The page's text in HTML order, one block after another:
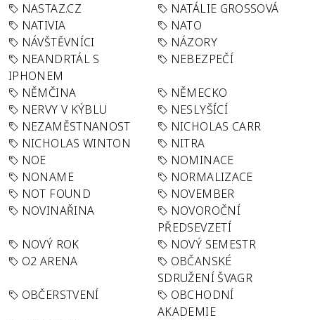
NASTAZ.CZ
NATÁLIE GROSSOVÁ
NATIVIA
NATO
NÁVŠTĚVNÍCI
NÁZORY
NEANDRTÁL S
IPHONEM
NEBEZPEČÍ
NĚMČINA
NĚMECKO
NERVY V KÝBLU
NESLYŠÍCÍ
NEZAMĚSTNANOST
NICHOLAS CARR
NICHOLAS WINTON
NITRA
NOE
NOMINACE
NONAME
NORMALIZACE
NOT FOUND
NOVEMBER
NOVINAŘINA
NOVOROČNÍ
PŘEDSEVZETÍ
NOVÝ ROK
NOVÝ SEMESTR
O2 ARENA
OBČANSKÉ
SDRUŽENÍ ŠVAGR
OBČERSTVENÍ
OBCHODNÍ
AKADEMIE